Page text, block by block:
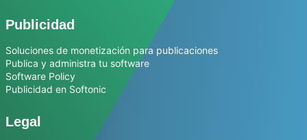
Publicidad
Soluciones de monetización para publicaciones
Publica y administra tu software
Software Policy
Publicidad en Softonic
Legal